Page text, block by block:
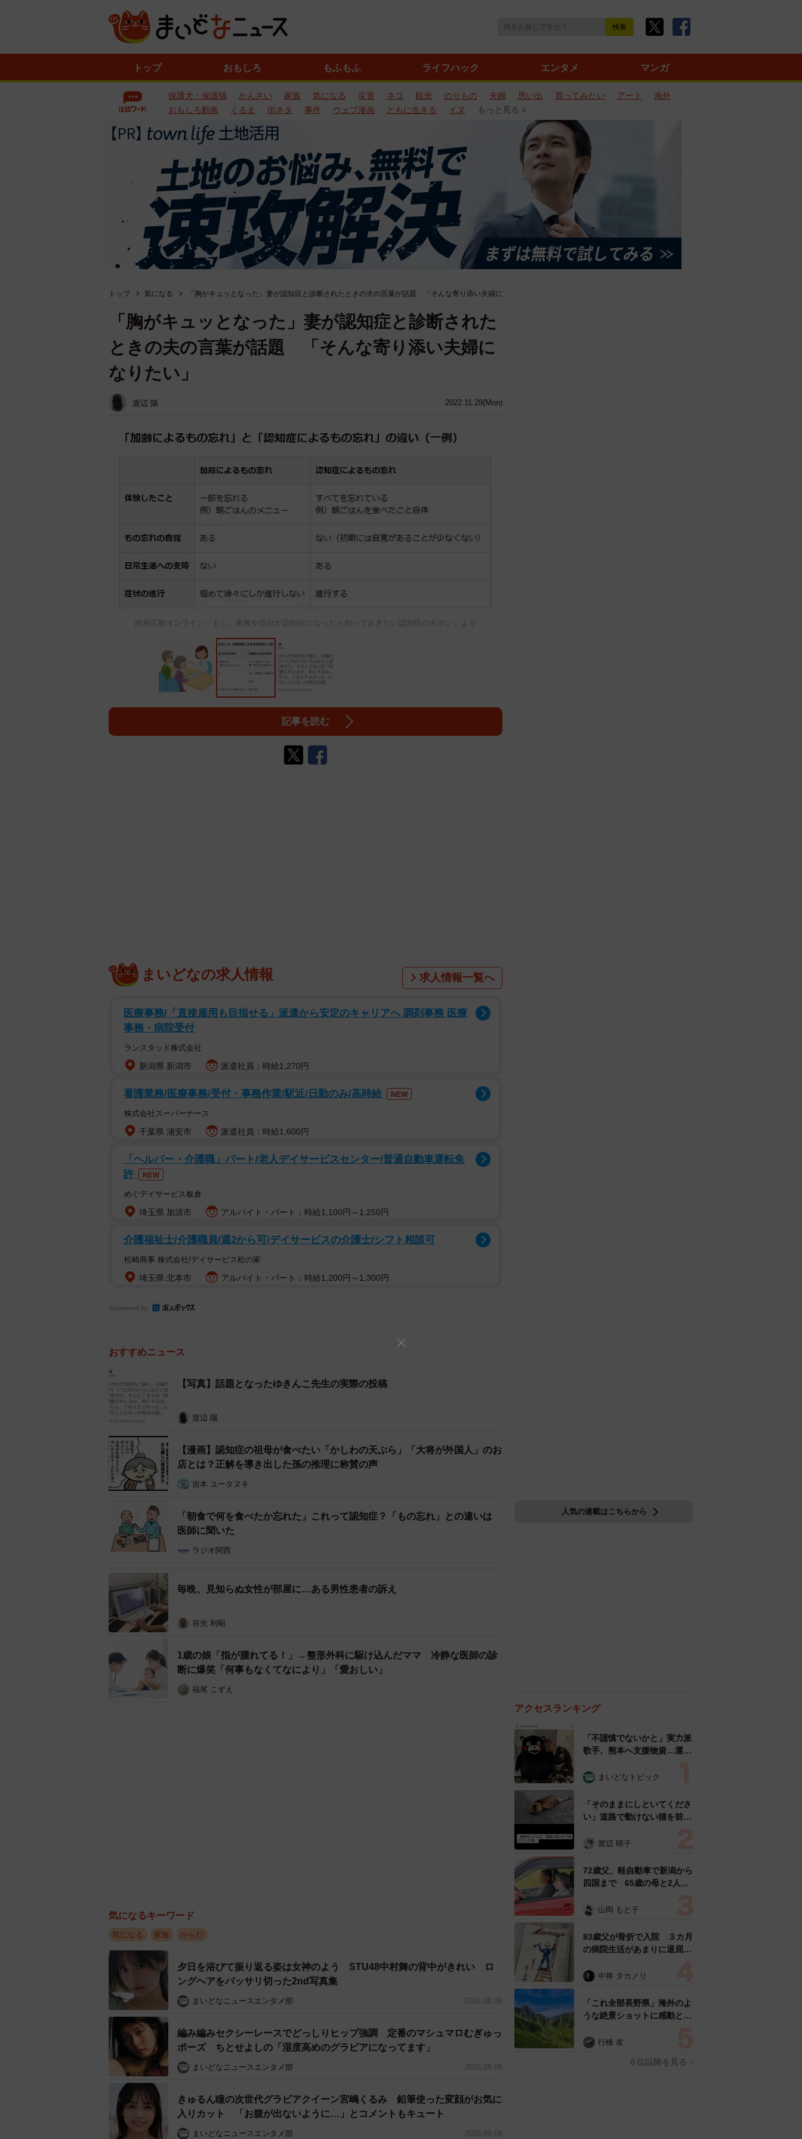
トップ おもしろ もふもふ ライフハック エンタメ マンガ
保護犬・保護猫 かんさい 家族 気になる 災害 ネコ 観光 のりもの 夫婦 思い出 買ってみたい アート
海外
おもしろ動画
くるま 街ネタ 事件 ウェブ漫画 ともに生きる イヌ もっと見る
トップ 気になる 「胸がキュッとなった」妻が認知症と診断されたときの夫の言葉が話題 「そんな寄り添い夫婦に
2022.11.28(Mon)
「胸がキュッとなった」妻が認知症と診断された
ときの夫の言葉が話題 「そんな寄り添い夫婦に
なりたい」
渡辺 陽
政府広報オンライン「もし、家族や自分が認知症になったら知っておきたい認知症のキホン」より
記事を読む
まいどなの求人情報 求人情報一覧へ
医療事務/「直接雇用も目指せる」派遣から安定のキャリアへ 調剤事務 医療
事務・病院受付
ランスタッド株式会社
新潟県 新潟市 派遣社員：時給1,270円
看護業務/医療事務/受付・事務作業/駅近/日勤のみ/高時給 NEW
株式会社スーパーナース
千葉県 浦安市 派遣社員：時給1,600円
「ヘルパー・介護職」パート/老人デイサービスセンター/普通自動車運転免
許
NEW
めぐデイサービス板倉
埼玉県 加須市 アルバイト・パート：時給1,100円～1,250円
介護福祉士/介護職員/週2から可/デイサービスの介護士/シフト相談可
松崎商事 株式会社/デイサービス松の家
埼玉県 北本市 アルバイト・パート：時給1,200円～1,300円
Sponsored by
おすすめニュース
【写真】話題となったゆきんこ先生の実際の投稿
渡辺 陽
【漫画】認知症の祖母が食べたい「かしわの天ぷら」「大将が外国人」のお
店とは？正解を導き出した孫の推理に称賛の声
吉本 ユータヌキ
「朝食で何を食べたか忘れた」これって認知症？「もの忘れ」との違いは
医師に聞いた
ラジオ関西
毎晩、見知らぬ女性が部屋に…ある男性患者の訴え
谷光 利昭
1歳の娘「指が腫れてる！」→整形外科に駆け込んだママ 冷静な医師の診
断に爆笑「何事もなくてなにより」「愛おしい」
福尾 こずえ
気になるキーワード
気になる 家族 からだ
夕日を浴びて振り返る姿は女神のよう STU48中村舞の背中がきれい ロ
ングヘアをバッサリ切った2nd写真集
まいどなニュースエンタメ部 2026.08.06
編み編みセクシーレースでどっしりヒップ強調 定番のマシュマロむぎゅっ
ポーズ ちとせよしの「湿度高めのグラビアになってます」
まいどなニュースエンタメ部 2026.08.06
きゅるん瞳の次世代グラビアクイーン宮嶋くるみ 鉛筆使った変顔がお気に
入りカット 「お腹が出ないように…」とコメントもキュート
まいどなニュースエンタメ部 2026.08.06
人気の連載はこちらから
アクセスランキング
「不謹慎でないかと」実力派
歌手、熊本へ支援物資…運搬
めらい 「痛いほど伝わる」
まいどなトピック
「そのままにしといてくださ
い」道路で動けない猫を前に
ようとした4日間 「命の重
表の訴え
渡辺 晴子
72歳父、軽自動車で新潟から
四国まで 65歳の母と2人で
憩まで分刻み… 「大学生で
山岡 もと子
83歳父が骨折で入院 ３カ月
の病院生活があまりに退屈で
い！」→スケッチブックを見
すよ…」
中将 タカノリ
「これ全部長野県」海外のよ
うな絶景ショットに感動と反
ったんだって気づいた」
行橋 友
６位以降を見る